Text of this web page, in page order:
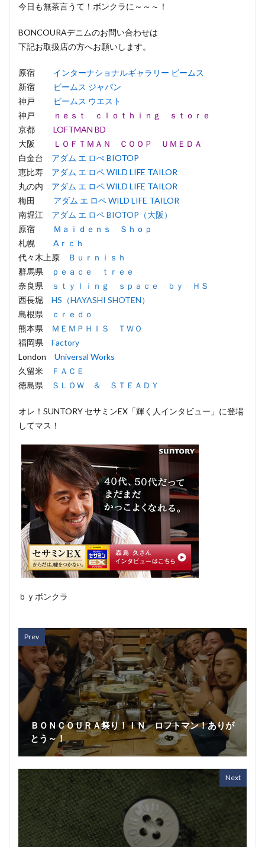
今日も無茶言うて！ボンクラに～～～！
BONCOURAデニムのお問い合わせは
下記お取扱店の方へお願いします。
原宿 インターナショナルギャラリー ビームス
新宿
ビームス ジャパン
神戸
ビームス ウエスト
神戸
ｎｅｓｔ ｃｌｏｔｈｉｎｇ ｓｔｏｒｅ
京都 LOFTMAN BD
大阪
ＬＯＦＴＭＡＮ ＣＯＯＰ ＵＭＥＤＡ
白金台 アダム エ ロぺ BIOTOP
恵比寿 アダム エ ロペ WILD LIFE TAILOR
丸の内 アダム エ ロペ WILD LIFE TAILOR
梅田 アダム エ ロペ WILD LIFE TAILOR
南堀江 アダム エ ロペ BIOTOP（大阪）
原宿
Ｍａｉｄｅｎｓ Ｓｈｏｐ
札幌 Aｒｃｈ
代々木上原
Ｂｕｒｎｉｓｈ
群馬県
ｐｅａｃｅ ｔｒｅｅ
奈良県
ｓｔｙｌｉｎｇ ｓｐａｃｅ ｂｙ ＨＳ
西長堀 HS（HAYASHI SHOTEN）
島根県
ｃｒｅｄｏ
熊本県
ＭＥＭＰＨＩＳ ＴＷＯ
福岡県 Factory
London Universal Works
久留米
ＦＡＣＥ
徳島県
ＳＬＯＷ ＆ ＳＴＥＡＤＹ
オレ！SUNTORY セサミンEX「輝く人インタビュー」に登場
してマス！
ｂｙボンクラ
Prev
ＢＯＮＣＯＵＲＡ祭り！ＩＮ ロフトマン！ありが
とう～！
Next